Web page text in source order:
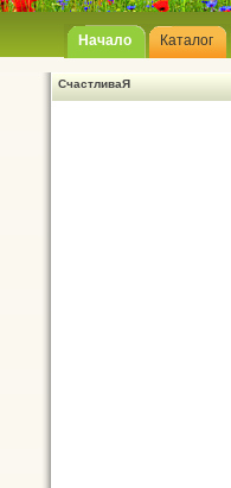
Начало Каталог
СчастливаЯ